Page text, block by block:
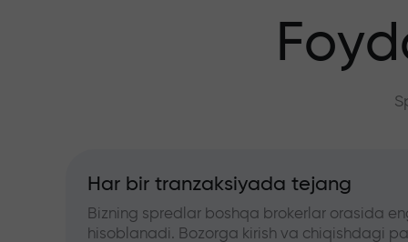
Har bir tranzaksiyada tejang
Bizning spredlar boshqa brokerlar orasida
hisoblanadi. Bozorga kirish va chiqishdagi